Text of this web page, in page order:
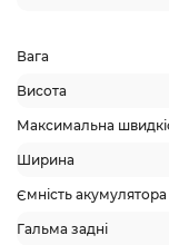
Вага
Висота
Максимальна
Ширина
Ємність акумулятора
Гальма задні